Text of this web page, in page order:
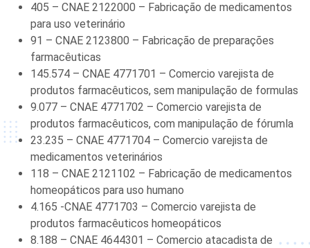
405 – CNAE 2122000 – Fabricação de medicamentos
para uso veterinário
91 – CNAE 2123800 – Fabricação de preparações
farmacêuticas
145.574 – CNAE 4771701 – Comercio varejista de
produtos farmacêuticos, sem manipulação de formulas
9.077 – CNAE 4771702 – Comercio varejista de
produtos farmacêuticos, com manipulação de fórumla
23.235 – CNAE 4771704 – Comercio varejista de
medicamentos veterinários
118 – CNAE 2121102 – Fabricação de medicamentos
homeopáticos para uso humano
4.165 -CNAE 4771703 – Comercio varejista de
produtos farmacêuticos homeopáticos
8.188 – CNAE 4644301 – Comercio atacadista de